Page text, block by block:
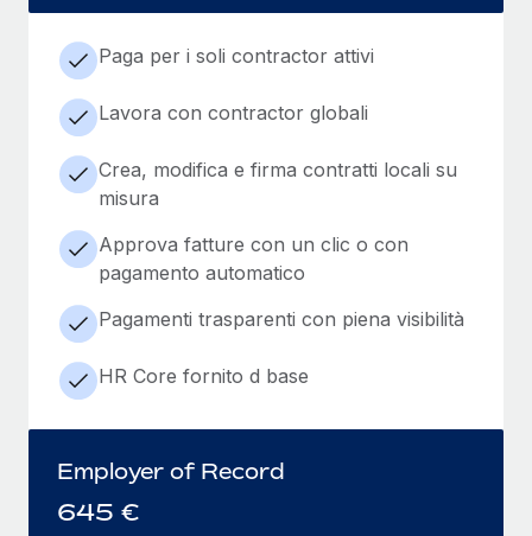
Paga per i soli contractor attivi
Lavora con contractor globali
Crea, modifica e firma contratti locali su
misura
Approva fatture con un clic o con
pagamento automatico
Pagamenti trasparenti con piena visibilità
HR Core fornito d base
Employer of Record
645 €